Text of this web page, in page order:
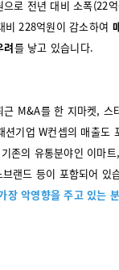
로 전년 대비 소폭(22
비 228억원이 감소하여
려를 낳고 있습니다.
근 M&A를 한 지마켓, 스
션기업 W컨셉의 매출도
존의 유통분야인 이마
랜드 등이 포함되어 있
장 악영향을 주고 있는